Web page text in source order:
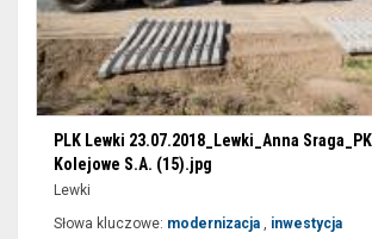
PLK Lewki 23.07.2018_Lewki_Anna
Kolejowe S.A. (15).jpg
Lewki
Słowa kluczowe: modernizacja , inwestycja